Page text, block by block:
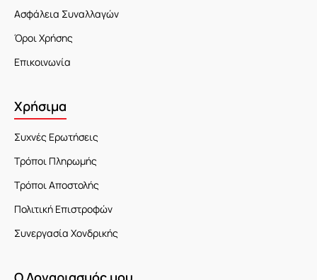
Ασφάλεια Συναλλαγών
Όροι Χρήσης
Επικοινωνία
Χρήσιμα
Συχνές Ερωτήσεις
Τρόποι Πληρωμής
Τρόποι Αποστολής
Πολιτική Επιστροφών
Συνεργασία Χονδρικής